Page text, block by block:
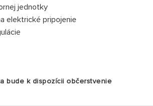
jednotky
elektrické pripojenie
bude k dispozícii občerstvenie